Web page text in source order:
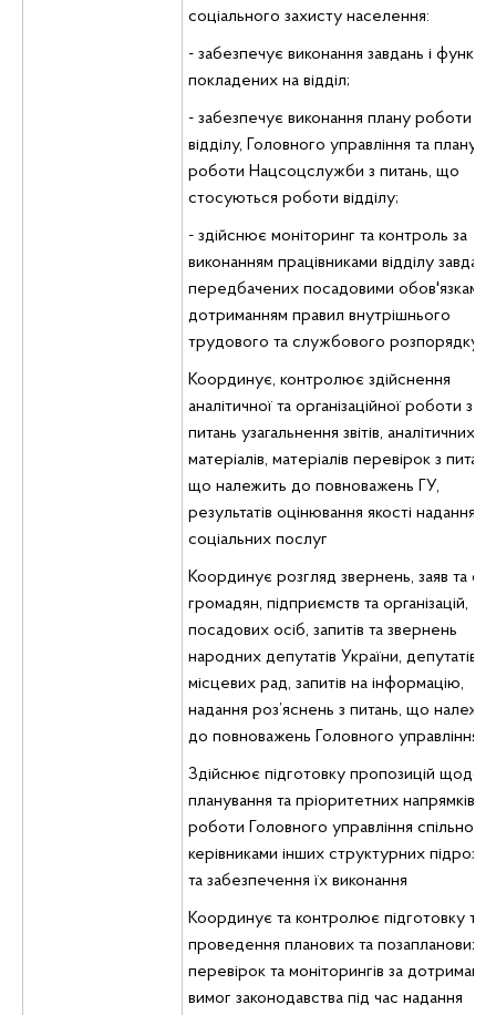
соціального захисту населення:
- забезпечує виконання завдань і функцій
покладених на відділ;
- забезпечує виконання плану роботи
відділу, Головного управління та плану
роботи Нацсоцслужби з питань, що
стосуються роботи відділу;
- здійснює моніторинг та контроль за
виконанням працівниками відділу
передбачених посадовими обов'язками,
дотриманням правил внутрішнього
трудового та службового розпорядку.
Координує, контролює здійснення
аналітичної та організаційної роботи з
питань узагальнення звітів, аналітичних
матеріалів, матеріалів перевірок з
що належить до повноважень ГУ,
результатів оцінювання якості надання
соціальних послуг
Координує розгляд звернень, заяв та
громадян, підприємств та організацій,
посадових осіб, запитів та звернень
народних депутатів України, депутатів
місцевих рад, запитів на інформацію,
надання роз’яснень з питань, що
до повноважень Головного управління.
Здійснює підготовку пропозицій щодо
планування та пріоритетних напрямків
роботи Головного управління спільно з
керівниками інших структурних
та забезпечення їх виконання
Координує та контролює підготовку та
проведення планових та позапланових
перевірок та моніторингів за
вимог законодавства під час надання